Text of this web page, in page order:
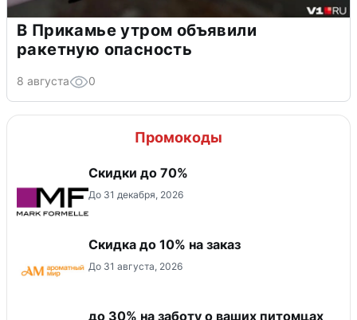
В Прикамье утром объявили
ракетную опасность
8 августа 0
Промокоды
Скидки до 70%
До 31 декабря, 2026
Скидка до 10% на заказ
До 31 августа, 2026
до 30% на заботу о ваших питомцах